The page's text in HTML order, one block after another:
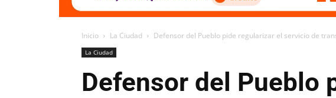
Inicio La Ciudad Defensor del Pueblo pide regularizar el servicio de
La Ciudad
Defensor del Pueblo